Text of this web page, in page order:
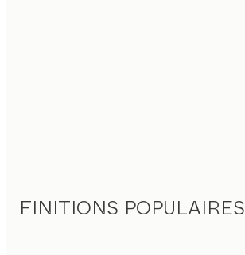
FINITIONS POPULAIRES